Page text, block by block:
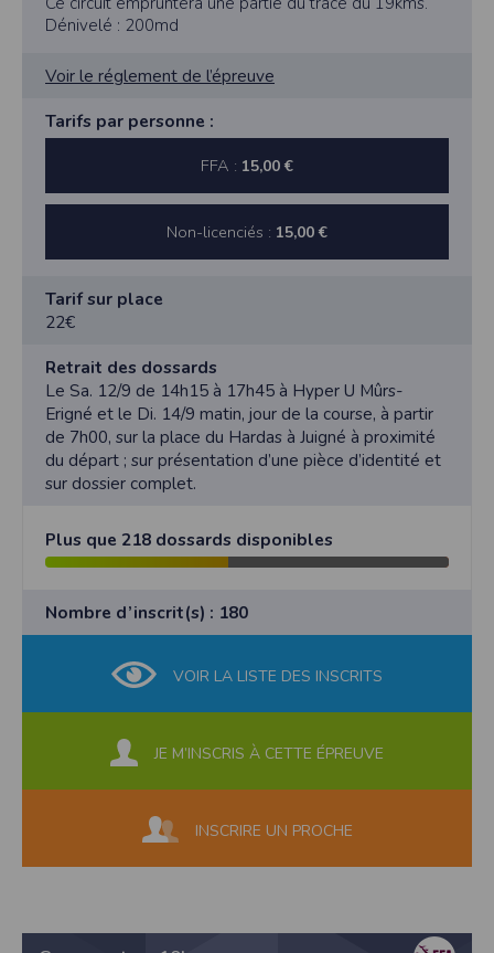
Dénivelé : 200md
Voir le réglement de l’épreuve
Tarifs par personne :
FFA : 15,00 €
Non-licenciés : 15,00 €
Tarif sur place
22€
Retrait des dossards
Le Sa. 12/9 de 14h15 à 17h45 à Hyper U Mûrs-
Erigné et le Di. 14/9 matin, jour de la course, à partir
de 7h00, sur la place du Hardas à Juigné à proximité
du départ ; sur présentation d’une pièce d’identité et
sur dossier complet.
Plus que 218 dossards disponibles
Nombre d’inscrit(s) : 180
VOIR LA LISTE DES INSCRITS
JE M’INSCRIS À CETTE ÉPREUVE
INSCRIRE UN PROCHE